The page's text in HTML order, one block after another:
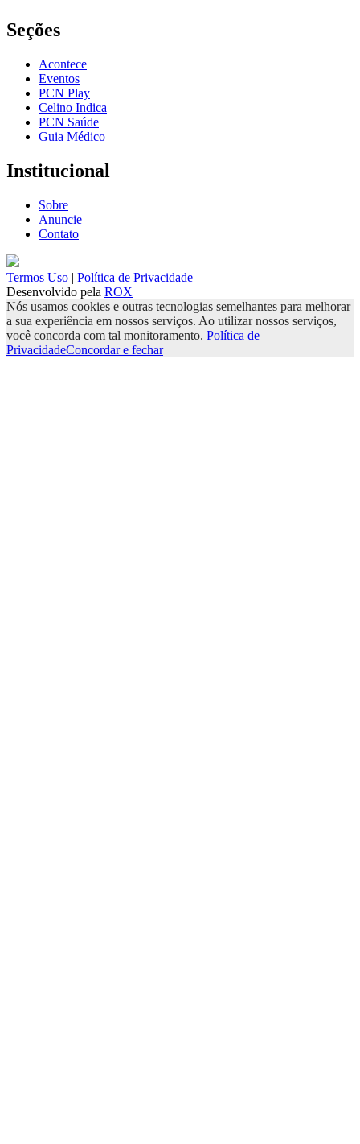
Seções
Acontece
Eventos
PCN Play
Celino Indica
PCN Saúde
Guia Médico
Institucional
Sobre
Anuncie
Contato
Termos Uso | Política de Privacidade
Desenvolvido pela ROX
Nós usamos cookies e outras tecnologias semelhantes para melhorar
a sua experiência em nossos serviços. Ao utilizar nossos serviços,
você concorda com tal monitoramento. Política de
PrivacidadeConcordar e fechar